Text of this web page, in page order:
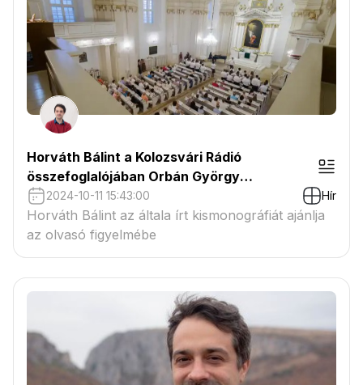
Horváth Bálint a Kolozsvári Rádió
összefoglalójában Orbán György
munkásságáról
2024-10-11 15:43:00 Hír
Horváth Bálint az általa írt kismonográfiát ajánlja
az olvasó figyelmébe